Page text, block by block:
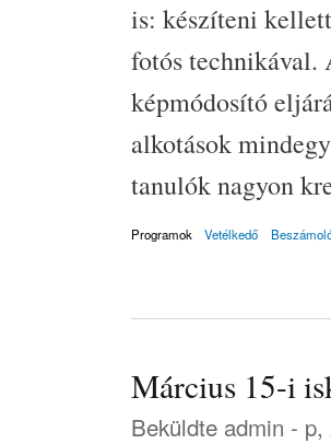
is: készíteni
fotós technikával.
képmódosító
alkotások
tanulók nagyon
Programok Vetélkedő
Március 15-i
Beküldte admin - p,